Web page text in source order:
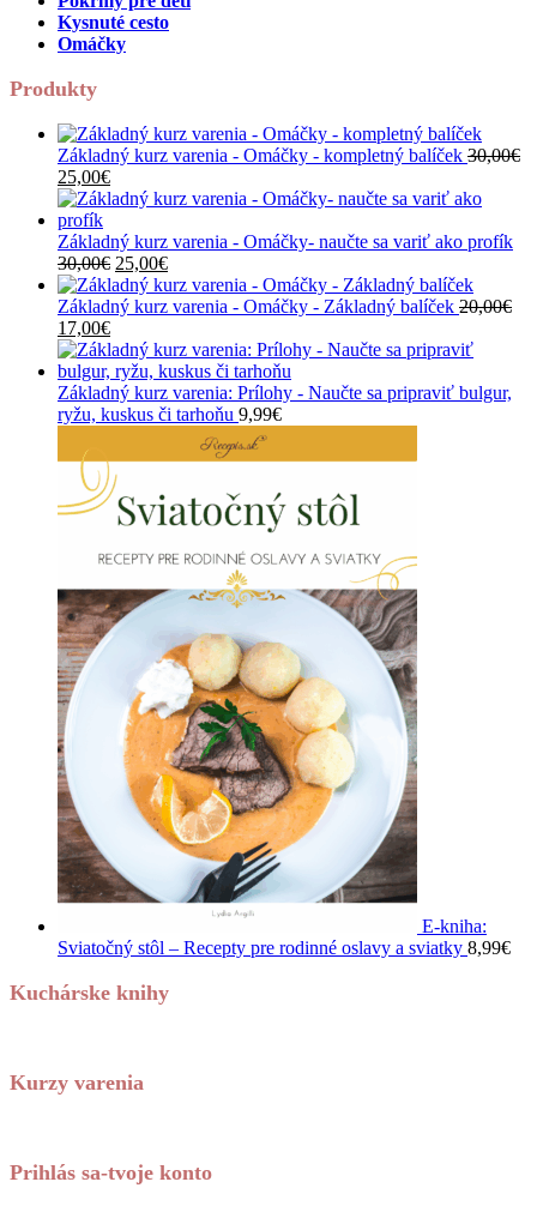
Kysnuté cesto
Omáčky
Produkty
Základný kurz varenia - Omáčky - kompletný balíček 30,00€
Pôvodná
cena
bola:
30,00€.
25,00€Aktuálna
cena
25,00€.
Základný kurz varenia - Omáčky- naučte sa variť ako profík
30,00€ Pôvodná
cena
bola:
25,00€Aktuálna
cena
je:
Základný kurz varenia - Omáčky - Základný balíček 20,00€
Pôvodná
cena
bola:
20,00€.
17,00€Aktuálna
cena
je:
17,00€.
Základný kurz varenia: Prílohy - Naučte sa pripraviť bulgur,
ryžu, kuskus či tarhoňu 9,99€
E-kniha:
Sviatočný stôl – Recepty pre rodinné oslavy a sviatky 8,99€
Kuchárske knihy
Kurzy varenia
Prihlás sa-tvoje konto